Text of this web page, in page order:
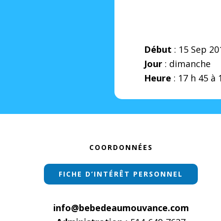
Début : 15 Sep
Jour : dimanche
Heure : 17 h 45 à
COORDONNÉES
FICHE D’INTÉRÊT PERSONNEL
info@bebedeaumouvance.com